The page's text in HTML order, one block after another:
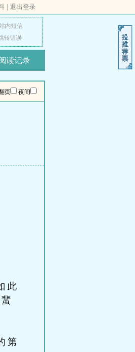
退出登录
内短信
转错误
读记录
页 夜间
此
第